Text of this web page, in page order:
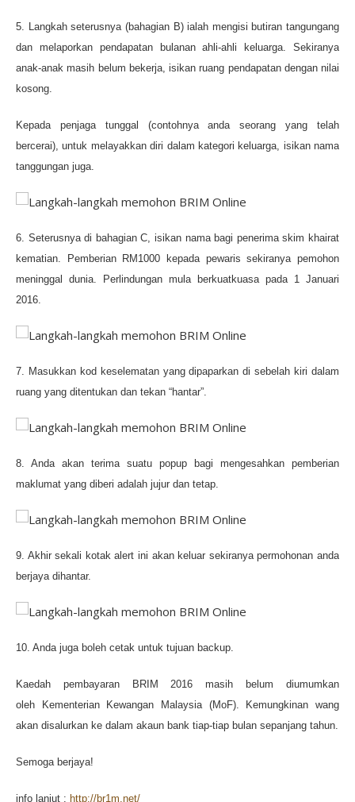
5. Langkah seterusnya (bahagian B) ialah mengisi butiran tangungang
dan melaporkan pendapatan bulanan ahli-ahli keluarga. Sekiranya
anak-anak masih belum bekerja, isikan ruang pendapatan dengan nilai
kosong.
Kepada penjaga tunggal (contohnya anda seorang yang telah
bercerai), untuk melayakkan diri dalam kategori keluarga, isikan nama
tanggungan juga.
6. Seterusnya di bahagian C, isikan nama bagi penerima skim khairat
kematian. Pemberian RM1000 kepada pewaris sekiranya pemohon
meninggal dunia. Perlindungan mula berkuatkuasa pada 1 Januari
2016.
7. Masukkan kod keselematan yang dipaparkan di sebelah kiri dalam
ruang yang ditentukan dan tekan “hantar”.
8. Anda akan terima suatu popup bagi mengesahkan pemberian
maklumat yang diberi adalah jujur dan tetap.
9. Akhir sekali kotak alert ini akan keluar sekiranya permohonan anda
berjaya dihantar.
10. Anda juga boleh cetak untuk tujuan backup.
Kaedah pembayaran BRIM 2016 masih belum diumumkan
oleh Kementerian Kewangan Malaysia (MoF). Kemungkinan wang
akan disalurkan ke dalam akaun bank tiap-tiap bulan sepanjang tahun.
Semoga berjaya!
info lanjut : http://br1m.net/